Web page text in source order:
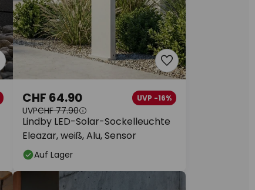
Lindby LED-Solar-Sockelleuchte
Eleazar, weiß, Alu, Sensor
CHF 64.90 UVP -16%
UVPCHF 77.90
Auf Lager